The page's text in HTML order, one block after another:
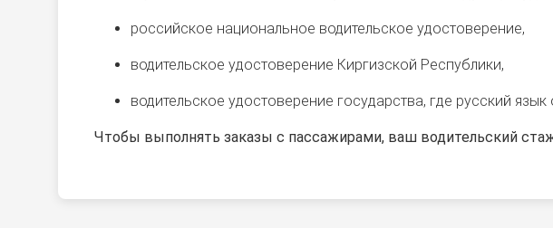
российское национальное водительское удостоверение,
водительское удостоверение Киргизской Республики,
водительское удостоверение государства, где русский
Чтобы выполнять заказы с пассажирами, ваш водительский